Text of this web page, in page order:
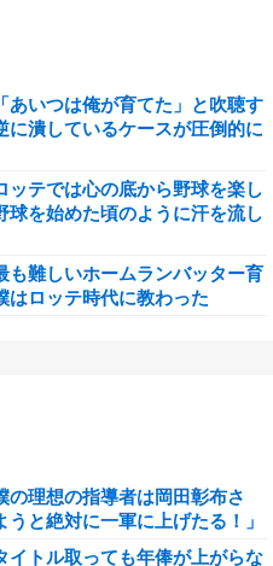
あいつは俺が育てた」と吹聴す
潰しているケースが圧倒的に
ッテでは心の底から野球を楽し
を始めた頃のように汗を流し
も難しいホームランバッター育
ロッテ時代に教わった
の理想の指導者は岡田彰布さ
と絶対に一軍に上げたる！」
イトル取っても年俸が上がらな